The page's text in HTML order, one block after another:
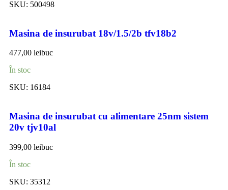
SKU: 500498
Masina de insurubat 18v/1.5/2b tfv18b2
477,00 leibuc
În stoc
SKU: 16184
Masina de insurubat cu alimentare 25nm sistem
20v tjv10al
399,00 leibuc
În stoc
SKU: 35312